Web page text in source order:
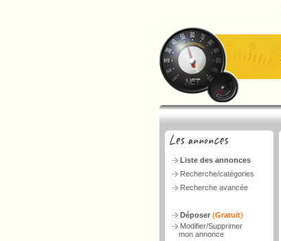
Liste des annonces
Recherche/catégories
Recherche avancée
Déposer (Gratuit)
Modifier/Supprimer
mon annonce